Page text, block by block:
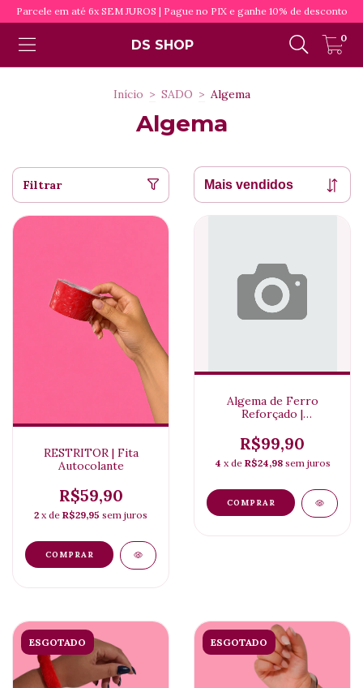
Parcele em até 6x SEM JUROS | Pague no PIX e ganhe 10% de desconto
DS SHOP 0
Início > SADO > Algema
Algema
Filtrar
RESTRITOR | Fita
Autocolante
R$59,90
2 x de R$29,95 sem juros
Algema de Ferro
Reforçado |
R$99,90
4 x de R$24,98 sem juros
COMPRAR
ESGOTADO ESGOTADO